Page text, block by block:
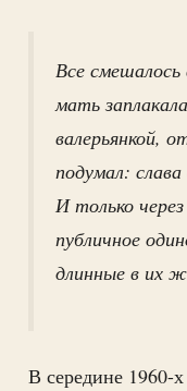
Все
мать
валерьянкой,
подумал:
И только
публичное
длинные в их
В середине 1960-